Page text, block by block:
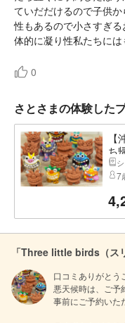
ていだだけるので子供
性もあるので小さすぎ
体的に凝り性私たちには
0
さとさまの体験した
ち
7
「Three little birds（ス
口コミありがとう
悪天候時は、ご予
事前にご予約いた